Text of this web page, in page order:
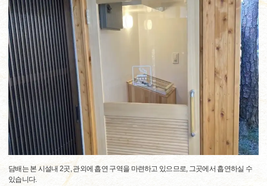
담배는 본 시설내 2곳, 관외에 흡연 구역을 마련하고 있으므로, 그곳에서 흡연하실 수
있습니다.